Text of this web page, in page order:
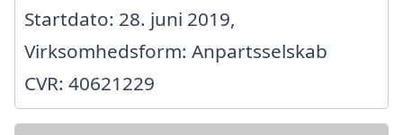
Startdato: 28. juni 2019,
Virksomhedsform: Anpartsselskab
CVR: 40621229